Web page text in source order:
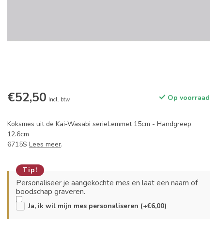
€52,50 Incl. btw Op voorraad
Koksmes uit de Kai-Wasabi serieLemmet 15cm - Handgreep
12.6cm
6715S Lees meer.
Tip!
Personaliseer je aangekochte mes en laat een naam of
boodschap graveren.
Ja, ik wil mijn mes personaliseren (+€6,00)